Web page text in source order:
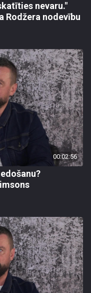
nevaru."
Rodžera nodevību
00:02:56